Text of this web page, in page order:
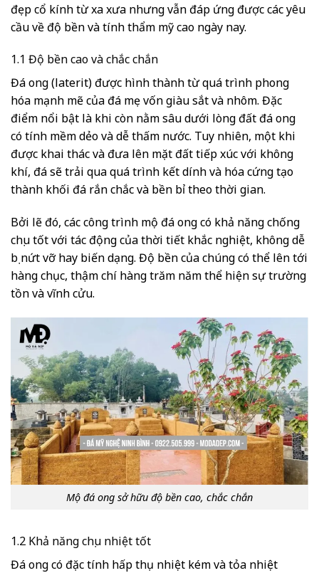
đẹp cổ kính từ xa xưa nhưng vẫn đáp ứng được các yêu
cầu về độ bền và tính thẩm mỹ cao ngày nay.
1.1 Độ bền cao và chắc chắn
Đá ong (laterit) được hình thành từ quá trình phong
hóa mạnh mẽ của đá mẹ vốn giàu sắt và nhôm. Đặc
điểm nổi bật là khi còn nằm sâu dưới lòng đất đá ong
có tính mềm dẻo và dễ thấm nước. Tuy nhiên, một khi
được khai thác và đưa lên mặt đất tiếp xúc với không
khí, đá sẽ trải qua quá trình kết dính và hóa cứng tạo
thành khối đá rắn chắc và bền bỉ theo thời gian.
Bởi lẽ đó, các công trình mộ đá ong có khả năng chống
chịu tốt với tác động của thời tiết khắc nghiệt, không dễ
bị nứt vỡ hay biến dạng. Độ bền của chúng có thể lên tới
hàng chục, thậm chí hàng trăm năm thể hiện sự trường
tồn và vĩnh cửu.
Mộ đá ong sở hữu độ bền cao, chắc chắn
1.2 Khả năng chịu nhiệt tốt
Đá ong có đặc tính hấp thụ nhiệt kém và tỏa nhiệt